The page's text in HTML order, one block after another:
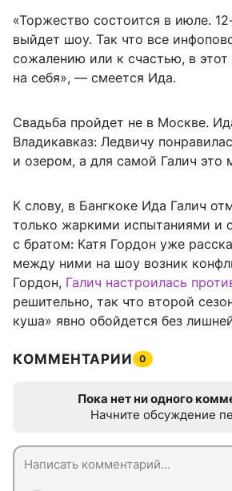
«Торжество состоится в июле.
выйдет шоу. Так что все
сожалению или к счастью, в этот
на себя», — смеется Ида.
Свадьба пройдет не в Москве.
Владикавказ: Ледвичу
и озером, а для самой Галич это
К слову, в Бангкоке Ида Галич
только жаркими испытаниями и
с братом: Катя Гордон уже
между ними на шоу возник
Гордон, Галич настроилась
решительно, так что второй
куша» явно обойдется без
КОММЕНТАРИИ 0
Пока нет ни одного
Начните обсуждение